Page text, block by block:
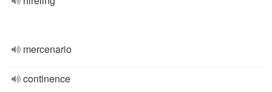
mercenario
continence